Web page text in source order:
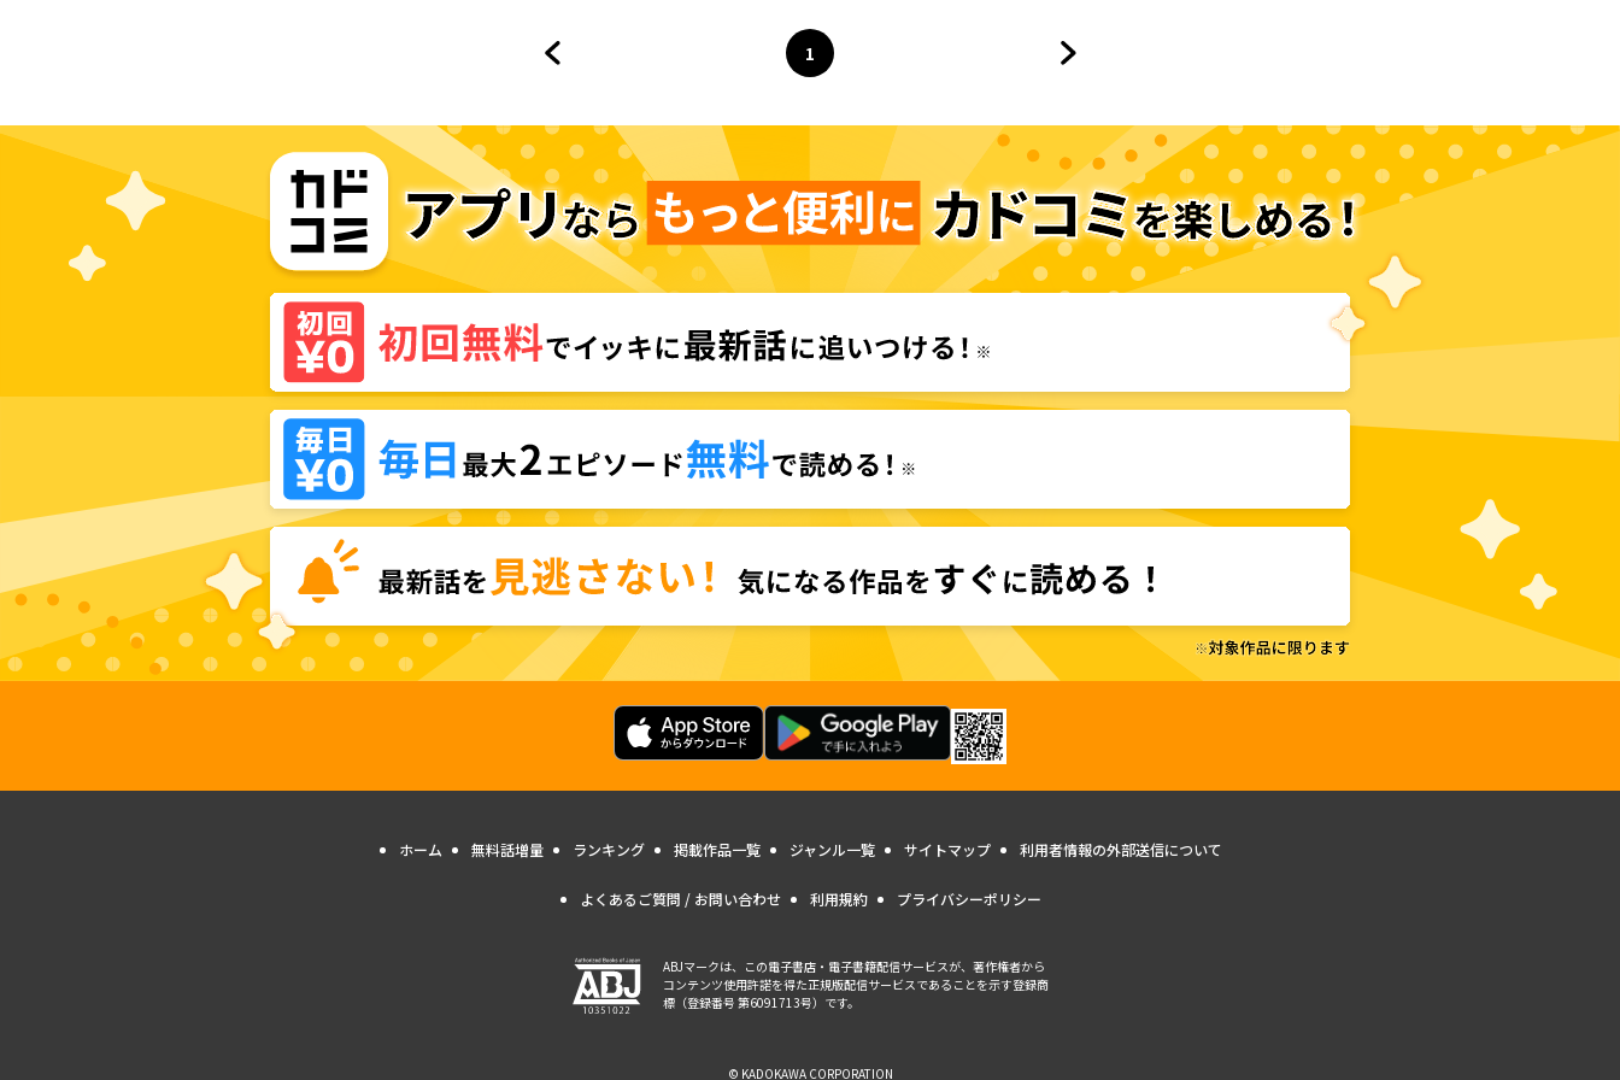
ページ
1
へ
ホーム 無料話増量 ランキング 掲載作品一覧 ジャンル一覧 サイトマップ 利用者情報の外部送信について
よくあるご質問 / お問い合わせ 利用規約 プライバシーポリシー
ABJマークは、この電子書店・電子書籍配信サービスが、著作権者から
コンテンツ使用許諾を得た正規版配信サービスであることを示す登録商
標（登録番号 第6091713号）です。
© KADOKAWA CORPORATION